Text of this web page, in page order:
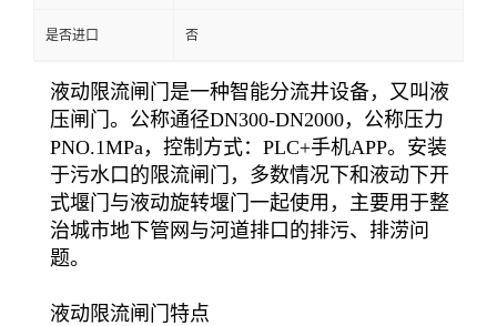
是否进口 否
液动限流闸门是一种智能分流井设备，又叫液
压闸门。公称通径DN300-DN2000，公称压力
PNO.1MPa，控制方式：PLC+手机APP。安装
于污水口的限流闸门，多数情况下和液动下开
式堰门与液动旋转堰门一起使用，主要用于整
治城市地下管网与河道排口的排污、排涝问
题。
液动限流闸门特点